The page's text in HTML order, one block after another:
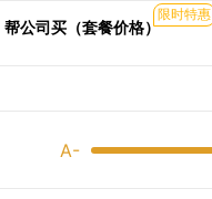
帮公司买（套餐价格）限时特惠
A-